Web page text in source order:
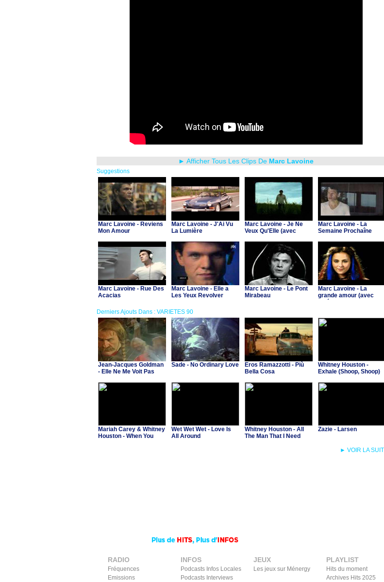
► Afficher Tous Les Clips De Marc Lavoine
Suggestions
Marc Lavoine - Reviens
Mon Amour
Marc Lavoine - J'Ai Vu
La Lumière
Marc Lavoine - Je Ne
Veux Qu'Elle (avec
Marc Lavoine - La
Semaine Prochaîne
Marc Lavoine - Rue Des
Acacias
Marc Lavoine - Elle a
Les Yeux Revolver
Marc Lavoine - Le Pont
Mirabeau
Marc Lavoine - La
grande amour (avec
Derniers Ajouts Dans : VARIETES 90
Jean-Jacques Goldman
- Elle Ne Me Voit Pas
contre Cesar")
Sade - No Ordinary Love
Eros Ramazzotti - Più
Bella Cosa
Whitney Houston -
Exhale (Shoop, Shoop)
Mariah Carey & Whitney
Houston - When You
Wet Wet Wet - Love Is
All Around
Whitney Houston - All
The Man That I Need
Zazie - Larsen
► VOIR LA
RADIO
Fréquences
Emissions
INFOS
Podcasts Infos Locales
Podcasts Interviews
JEUX
Les jeux sur Ménergy
PLAYLIST
Hits du moment
Archives Hits 2025